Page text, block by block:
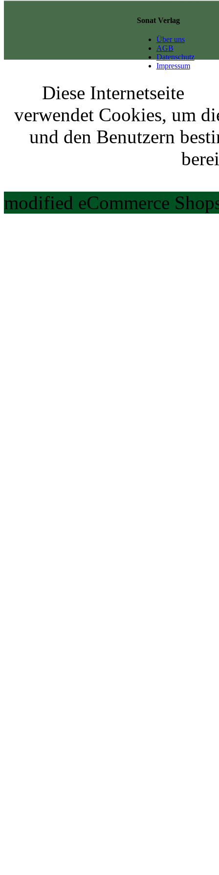
Sonat Verlag
Über uns
AGB
Datenschutz
Impressum
Diese Internetseite
verwendet Cookies, um
und den Benutzern
modified eCommerce